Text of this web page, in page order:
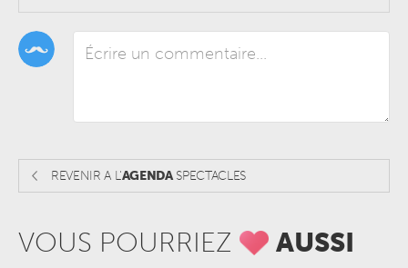
REVENIR A L'AGENDASPECTACLES
VOUS POURRIEZ AUSSI